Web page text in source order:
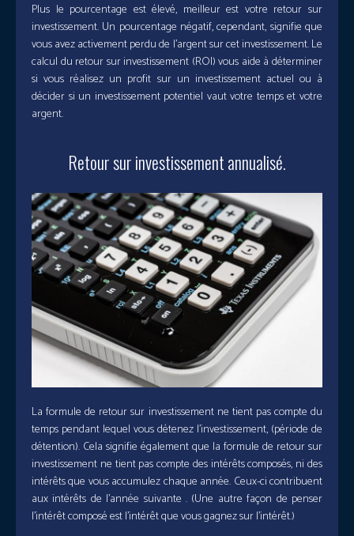
Plus le pourcentage est élevé, meilleur est votre retour sur
investissement. Un pourcentage négatif, cependant, signifie que
vous avez activement perdu de l’argent sur cet investissement. Le
calcul du retour sur investissement (ROI) vous aide à déterminer
si vous réalisez un profit sur un investissement actuel ou à
décider si un investissement potentiel vaut votre temps et votre
argent.
Retour sur investissement annualisé.
La formule de retour sur investissement ne tient pas compte du
temps pendant lequel vous détenez l’investissement, (période de
détention). Cela signifie également que la formule de retour sur
investissement ne tient pas compte des intérêts composés, ni des
intérêts que vous accumulez chaque année. Ceux-ci contribuent
aux intérêts de l’année suivante . (Une autre façon de penser
l’intérêt composé est l’intérêt que vous gagnez sur l’intérêt.)